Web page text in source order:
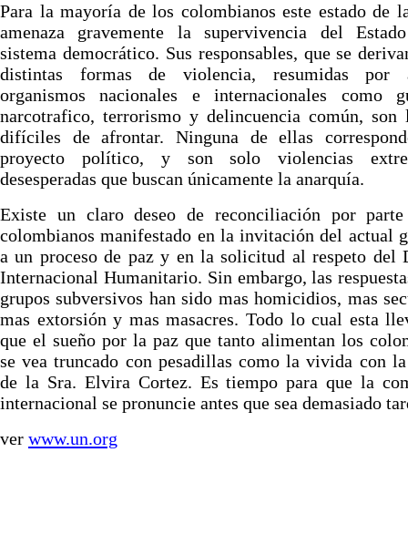
Para la mayoría de los colombianos este estado de
amenaza gravemente la supervivencia del
sistema democrático. Sus responsables, que se
distintas formas de violencia, resumidas por
organismos nacionales e internacionales como
narcotrafico, terrorismo y delincuencia común, son
difíciles de afrontar. Ninguna de ellas
proyecto político, y son solo violencias
desesperadas que buscan únicamente la anarquía.
Existe un claro deseo de reconciliación por
colombianos manifestado en la invitación del actual
a un proceso de paz y en la solicitud al respeto del
Internacional Humanitario. Sin embargo, las
grupos subversivos han sido mas homicidios, mas
mas extorsión y mas masacres. Todo lo cual esta
que el sueño por la paz que tanto alimentan los
se vea truncado con pesadillas como la vivida con
de la Sra. Elvira Cortez. Es tiempo para que la
internacional se pronuncie antes que sea demasiado
ver www.un.org